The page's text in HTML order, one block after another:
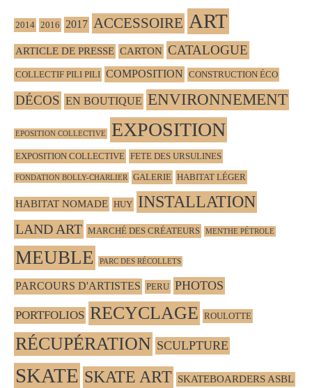
2014 2016 2017 ACCESSOIRE ART
ARTICLE DE PRESSE CARTON CATALOGUE
COLLECTIF PILI PILI COMPOSITION CONSTRUCTION ÉCO
DÉCOS EN BOUTIQUE ENVIRONNEMENT
EPOSITION COLLECTIVE EXPOSITION
EXPOSITION COLLECTIVE FETE DES URSULINES
FONDATION BOLLY-CHARLIER GALERIE HABITAT LÉGER
HABITAT NOMADE HUY INSTALLATION
LAND ART MARCHÉ DES CRÉATEURS MENTHE PÉTROLE
MEUBLE PARC DES RÉCOLLETS
PARCOURS D'ARTISTES PERU PHOTOS
PORTFOLIOS RECYCLAGE ROULOTTE
RÉCUPÉRATION SCULPTURE
SKATE SKATE ART SKATEBOARDERS ASBL